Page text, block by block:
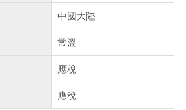
中國大陸
常溫
應稅
應稅